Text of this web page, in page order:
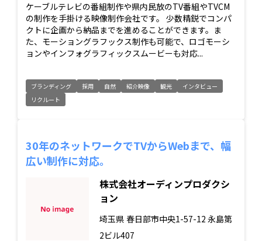
ケーブルテレビの番組制作や県内民放のTV番組やTVCM
の制作を手掛ける映像制作会社です。 少数精鋭でコンパ
クトに企画から納品までを進めることができます。ま
た、モーショングラフックス制作も可能で、ロゴモーシ
ョンやインフォグラフィックスムービーも対応...
ブランディング 採用 自然 紹介映像 観光
インタビュー
リクルート
30年のネットワークでTVからWebまで、幅
広い制作に対応。
株式会社オーディンプロダクシ
ョン
埼玉県 春日部市中央1-57-12 永島第
2ビル407